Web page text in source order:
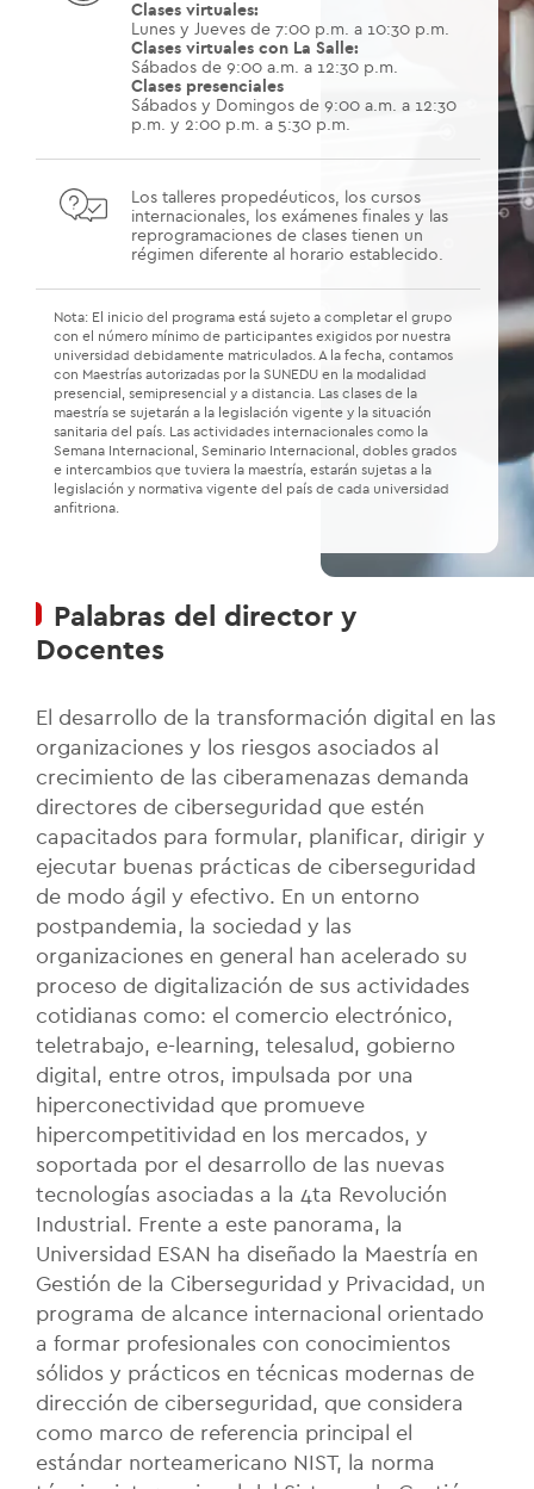
Clases virtuales:
Lunes y Jueves de 7:00 p.m. a 10:30 p.m.
Clases virtuales con La Salle:
Sábados de 9:00 a.m. a 12:30 p.m.
Clases presenciales
Sábados y Domingos de 9:00 a.m. a 12:30
p.m. y 2:00 p.m. a 5:30 p.m.
Los talleres propedéuticos, los cursos
internacionales, los exámenes finales y las
reprogramaciones de clases tienen un
régimen diferente al horario establecido.
Nota: El inicio del programa está sujeto a completar el grupo
con el número mínimo de participantes exigidos por nuestra
universidad debidamente matriculados. A la fecha, contamos
con Maestrías autorizadas por la SUNEDU en la modalidad
presencial, semipresencial y a distancia. Las clases de la
maestría se sujetarán a la legislación vigente y la situación
sanitaria del país. Las actividades internacionales como la
Semana Internacional, Seminario Internacional, dobles grados
e intercambios que tuviera la maestría, estarán sujetas a la
legislación y normativa vigente del país de cada universidad
anfitriona.
Palabras del director y
Docentes
El desarrollo de la transformación digital en las
organizaciones y los riesgos asociados al
crecimiento de las ciberamenazas demanda
directores de ciberseguridad que estén
capacitados para formular, planificar, dirigir y
ejecutar buenas prácticas de ciberseguridad
de modo ágil y efectivo. En un entorno
postpandemia, la sociedad y las
organizaciones en general han acelerado su
proceso de digitalización de sus actividades
cotidianas como: el comercio electrónico,
teletrabajo, e-learning, telesalud, gobierno
digital, entre otros, impulsada por una
hiperconectividad que promueve
hipercompetitividad en los mercados, y
soportada por el desarrollo de las nuevas
tecnologías asociadas a la 4ta Revolución
Industrial. Frente a este panorama, la
Universidad ESAN ha diseñado la Maestría en
Gestión de la Ciberseguridad y Privacidad, un
programa de alcance internacional orientado
a formar profesionales con conocimientos
sólidos y prácticos en técnicas modernas de
dirección de ciberseguridad, que considera
como marco de referencia principal el
estándar norteamericano NIST, la norma